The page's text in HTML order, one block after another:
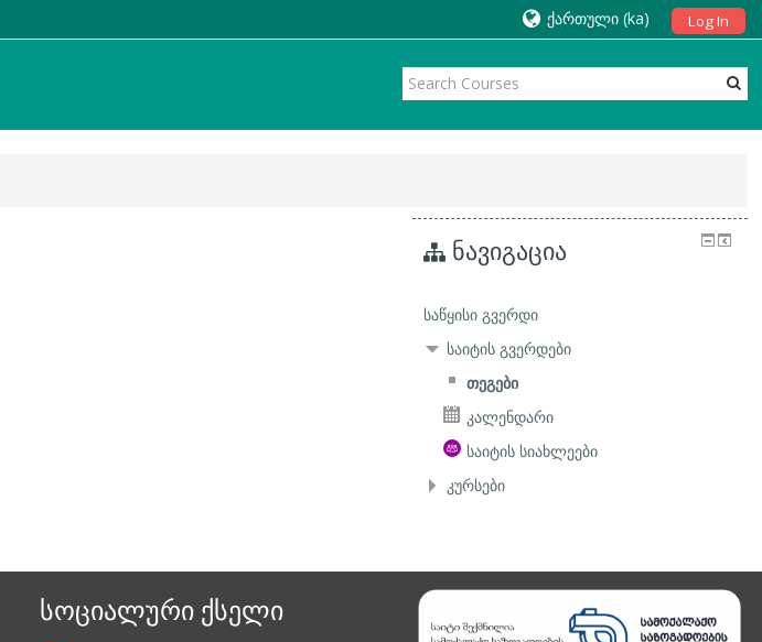
Log In
ქართული ‎(ka)‎
ნავიგაცია
საწყისი გვერდი
საიტის გვერდები
თეგები
კალენდარი
საიტის სიახლეები
კურსები
სოციალური ქსელი